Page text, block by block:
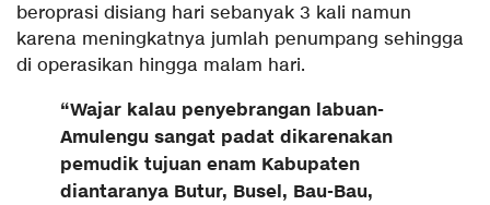
beroprasi disiang hari sebanyak 3 kali namun
karena meningkatnya jumlah penumpang sehingga
di operasikan hingga malam hari.
“Wajar kalau penyebrangan labuan-
Amulengu sangat padat dikarenakan
pemudik tujuan enam Kabupaten
diantaranya Butur, Busel, Bau-Bau,